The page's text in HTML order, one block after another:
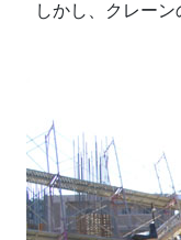
しかし、クレー